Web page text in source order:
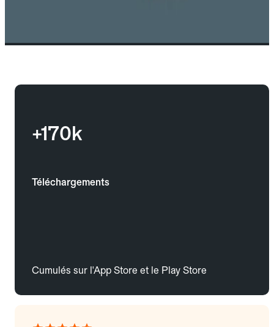
+170k
Téléchargements
Cumulés sur l'App Store et le Play Store